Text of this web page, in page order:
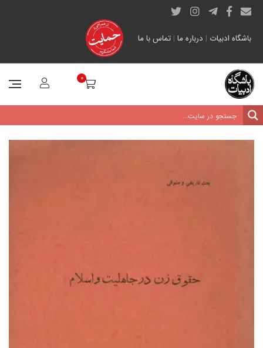
باشگاه ادبیات | درباره ما | تماس با ما
0